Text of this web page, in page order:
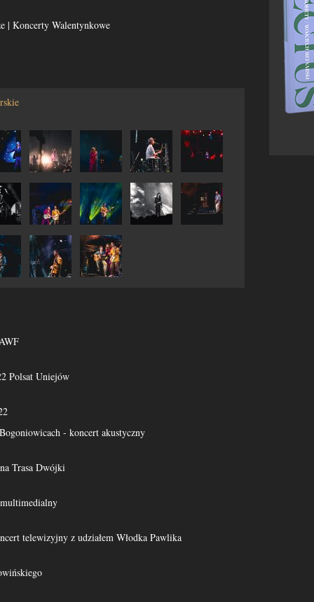
| Koncerty Walentynkowe
Polsat Uniejów
- koncert akustyczny
Trasa Dwójki
telewizyjny z udziałem Włodka Pawlika